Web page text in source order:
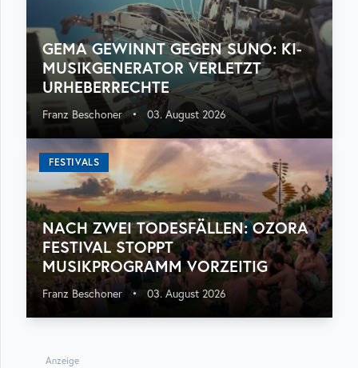
GEMA GEWINNT GEGEN SUNO: KI-
MUSIKGENERATOR VERLETZT
URHEBERRECHTE
Franz Beschoner • 03. August 2026
FESTIVALS
NACH ZWEI TODESFÄLLEN: OZORA
FESTIVAL STOPPT
MUSIKPROGRAMM VORZEITIG
Franz Beschoner • 03. August 2026
Anzeige